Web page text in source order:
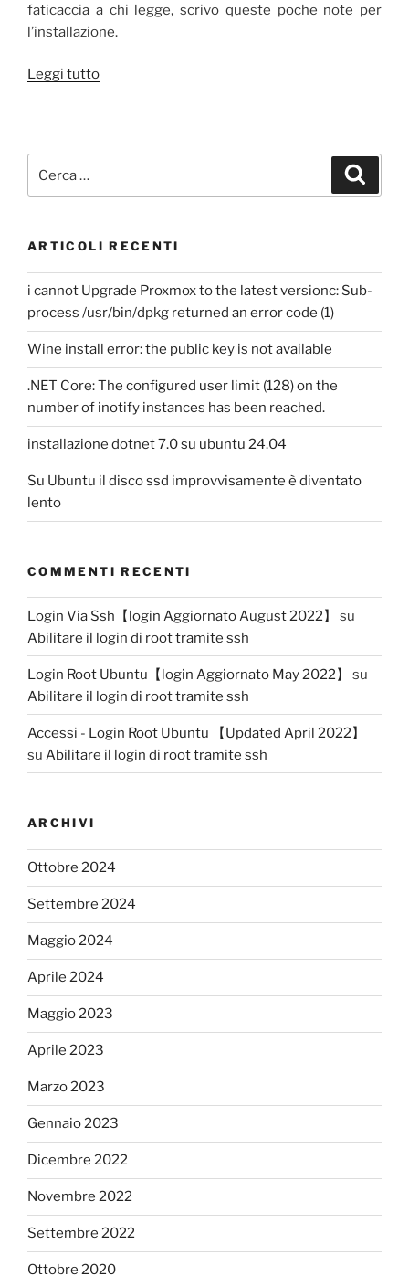
faticaccia a chi legge, scrivo queste poche note per
l’installazione.
Leggi tutto“Installazione
ARTICOLI RECENTI
i cannot Upgrade Proxmox to the latest versionc: Sub-
process /usr/bin/dpkg returned an error code (1)
Wine install error: the public key is not available
.NET Core: The configured user limit (128) on the
number of inotify instances has been reached.
installazione dotnet 7.0 su ubuntu 24.04
Su Ubuntu il disco ssd improvvisamente è diventato
lento
COMMENTI RECENTI
Login Via Ssh【login Aggiornato August 2022】
su
Abilitare il login di root tramite ssh
Login Root Ubuntu【login Aggiornato May 2022】
su
Abilitare il login di root tramite ssh
Accessi - Login Root Ubuntu 【Updated April 2022】
su Abilitare il login di root tramite ssh
ARCHIVI
Ottobre 2024
Settembre 2024
Maggio 2024
Aprile 2024
Maggio 2023
Aprile 2023
Marzo 2023
Gennaio 2023
Dicembre 2022
Novembre 2022
Settembre 2022
Ottobre 2020